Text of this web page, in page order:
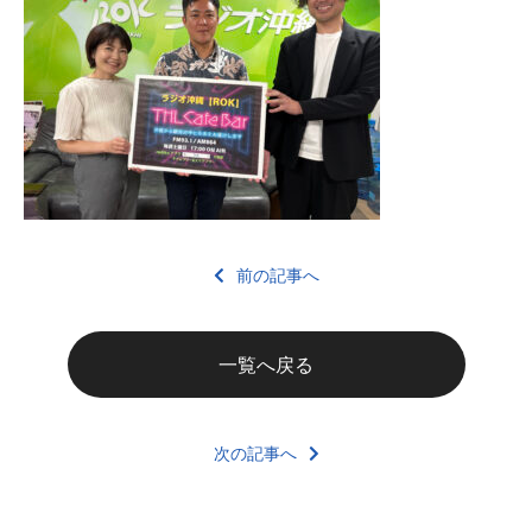
前の記事へ
一覧へ戻る
次の記事へ